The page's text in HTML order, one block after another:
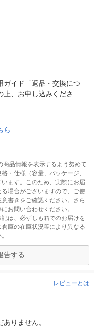
ガイド「返品・交換につ
上、お申し込みくださ
ら
商品情報を表示するよう努めて
・仕様（容量、パッケージ、
ます。このため、実際にお届
場合がございますので、ご使
書きをご確認ください。さら
お問い合わせください。
は、必ずしも箱でのお届けを
庫の在庫状況等により異なる
告する
レビューとは
りません。